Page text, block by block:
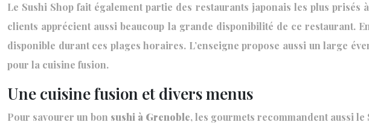
Le Sushi Shop fait également partie des restaurants japonais les plus
clients apprécient aussi beaucoup la grande disponibilité de ce restaurant.
disponible durant ces plages horaires. L’enseigne propose aussi un large
pour la cuisine fusion.
Une cuisine fusion et divers menus
Pour savourer un bon sushi à Grenoble, les gourmets recommandent aussi